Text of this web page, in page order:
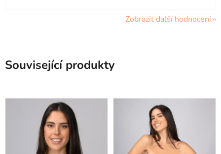
Zobrazit další hodnocení
Související produkty